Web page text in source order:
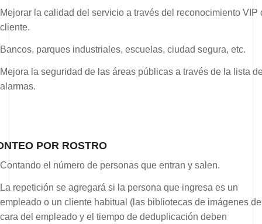
Mejorar la calidad del servicio a través del reconocimiento VIP
cliente.
Bancos, parques industriales, escuelas, ciudad segura, etc.
Mejora la seguridad de las áreas públicas a través de la lista
alarmas.
POR ROSTRO
Contando el número de personas que entran y salen.
La repetición se agregará si la persona que ingresa es un
empleado o un cliente habitual (las bibliotecas de imágenes
cara del empleado y el tiempo de deduplicación deben